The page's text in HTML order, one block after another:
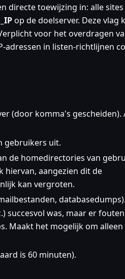
directe toewijzing in: alle
op de doelserver. Deze vlag
voor het overdragen
adressen in listen-richtlijnen
(door komma's gescheiden).
gebruikers uit.
de homedirectories van
hiervan, aangezien dit de
kan vergroten.
succesvol was, maar er fouten
Maakt het mogelijk om
is 60 minuten).